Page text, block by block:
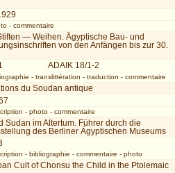
- commentaire
— Weihen. Ägyptische Bau- und
von den Anfängen bis zur 30.
ADAIK 18/1-2
- translittération - traduction - commentaire
du Soudan antique
- photo- commentaire
Sudan im Altertum. Führer durch die
des Berliner Ägyptischen Museums
- bibliographie - commentaire - photo
Cult of Chonsu the Child in the Ptolemaic